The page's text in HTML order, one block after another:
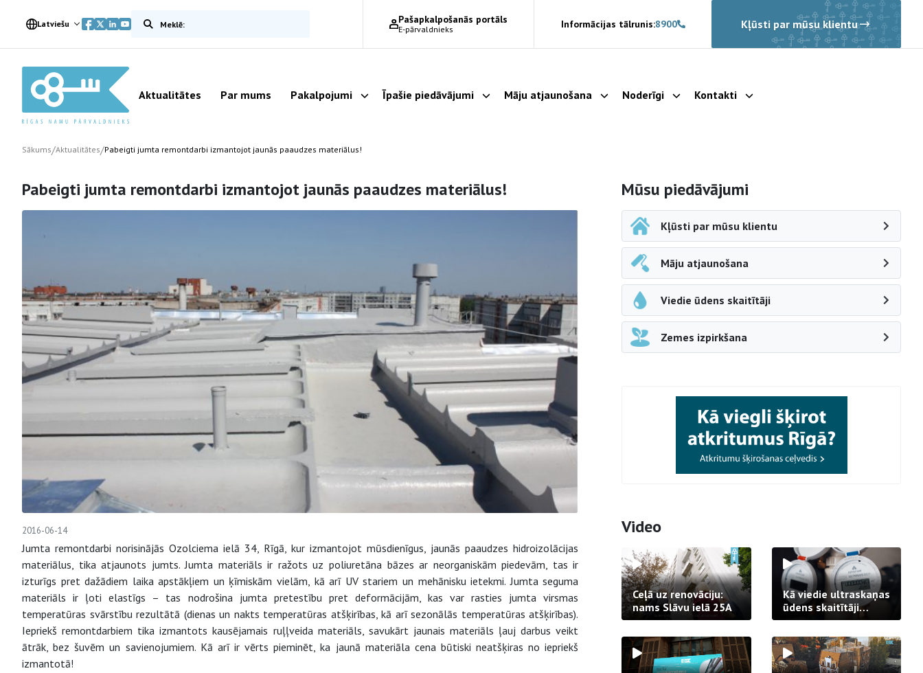
Latviešu Meklēt vietnē Pašapkalpošanās portāls
E-pārvaldnieks Informācijas tālrunis:8900 Kļūsti par mūsu klientu
Aktualitātes Par mums Pakalpojumi Parādīt apakšizvēlni
Īpašie piedāvājumi Parādīt apakšizvēlni
Māju atjaunošana Parādīt apakšizvēlni
Noderīgi Parādīt apakšizvēlni
Kontakti Parādīt apakšizvēlni
Sākums/Aktualitātes/Pabeigti jumta remontdarbi izmantojot jaunās paaudzes materiālus!
Pabeigti jumta remontdarbi izmantojot jaunās paaudzes materiālus!
2016-06-14
Jumta remontdarbi norisinājās Ozolciema ielā 34, Rīgā, kur izmantojot mūsdienīgus, jaunās paaudzes hidroizolācijas
materiālus, tika atjaunots jumts. Jumta materiāls ir ražots uz poliuretāna bāzes ar neorganiskām piedevām, tas ir
izturīgs pret dažādiem laika apstākļiem un ķīmiskām vielām, kā arī UV stariem un mehānisku ietekmi. Jumta seguma
materiāls ir ļoti elastīgs – tas nodrošina jumta pretestību pret deformācijām, kas var rasties jumta virsmas
temperatūras svārstību rezultātā (dienas un nakts temperatūras atšķirības, kā arī sezonālās temperatūras atšķirības).
Iepriekš remontdarbiem tika izmantots kausējamais ruļļveida materiāls, savukārt jaunais materiāls ļauj darbus veikt
ātrāk, bez šuvēm un savienojumiem. Kā arī ir vērts pieminēt, ka jaunā materiāla cena būtiski neatšķiras no iepriekš
izmantotā!
Sāna navigācija
Mūsu piedāvājumi
Kļūsti par mūsu klientu
Māju atjaunošana
Viedie ūdens skaitītāji
Zemes izpirkšana
Video
Ceļā uz renovāciju:
nams Slāvu ielā 25A
Kā viedie ultraskaņas
ūdens skaitītāji
strādā praksē